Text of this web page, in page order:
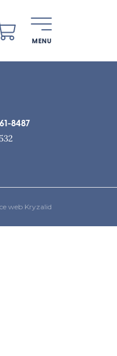
MENU
8487
web Kryzalid